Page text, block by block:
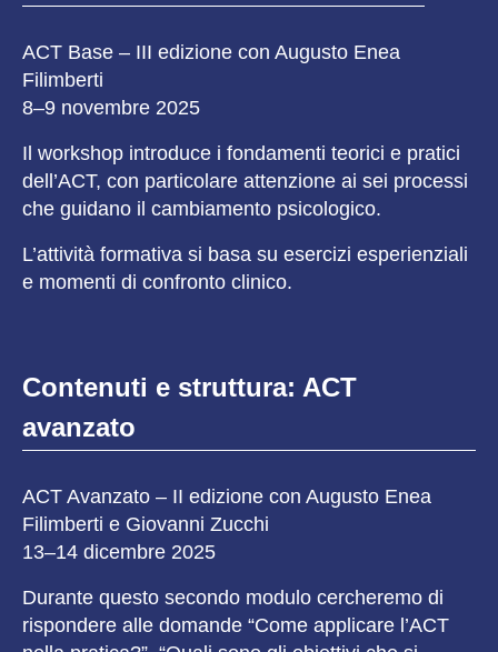
ACT Base – III edizione con Augusto Enea
Filimberti
8–9 novembre 2025
Il workshop introduce i fondamenti teorici e pratici
dell’ACT, con particolare attenzione ai sei processi
che guidano il cambiamento psicologico.
L’attività formativa si basa su esercizi esperienziali
e momenti di confronto clinico.
Contenuti e struttura: ACT
avanzato
ACT Avanzato – II edizione con Augusto Enea
Filimberti e Giovanni Zucchi
13–14 dicembre 2025
Durante questo secondo modulo cercheremo di
rispondere alle domande “Come applicare l’ACT